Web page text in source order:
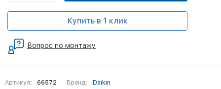
Артикул: 66572 Бренд:
Daikin
Купить в 1 клик
Вопрос по монтажу